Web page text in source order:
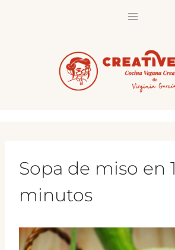
Sopa de miso en
minutos